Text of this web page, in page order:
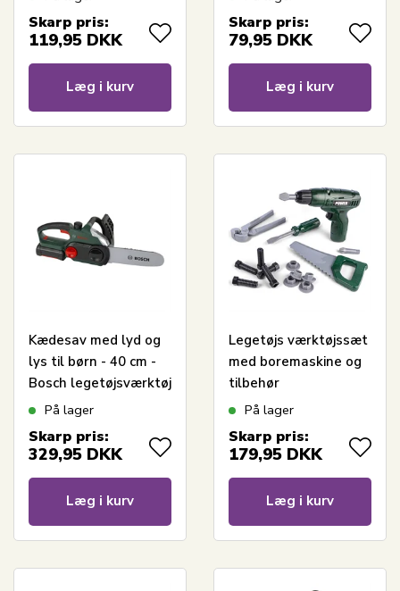
Skarp pris:
119,95 DKK
Læg i kurv
Skarp pris:
79,95 DKK
Læg i kurv
Kædesav med lyd og
lys til børn - 40 cm -
Bosch legetøjsværktøj
På lager
Skarp pris:
329,95 DKK
Læg i kurv
Legetøjs værktøjssæt
med boremaskine og
tilbehør
På lager
Skarp pris:
179,95 DKK
Læg i kurv